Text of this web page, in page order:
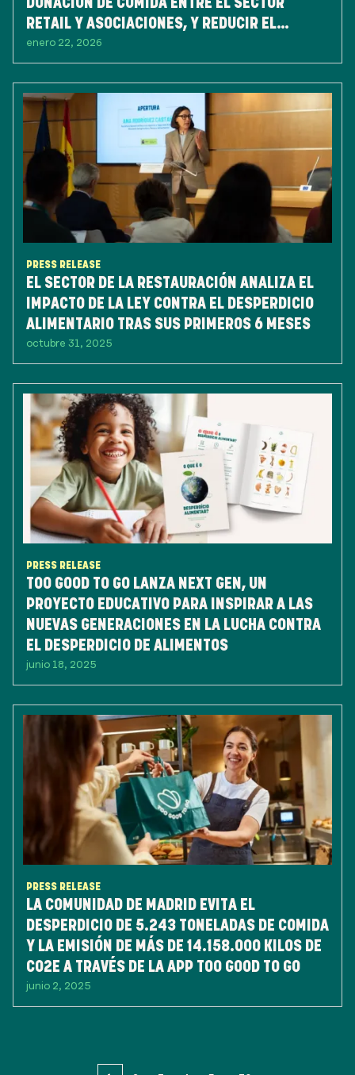
DONACIÓN DE COMIDA ENTRE EL SECTOR
RETAIL Y ASOCIACIONES, Y REDUCIR EL
DESPERDICIO DE ALIMENTOS
enero 22, 2026
PRESS RELEASE
EL SECTOR DE LA RESTAURACIÓN ANALIZA EL
IMPACTO DE LA LEY CONTRA EL DESPERDICIO
ALIMENTARIO TRAS SUS PRIMEROS 6 MESES
octubre 31, 2025
PRESS RELEASE
TOO GOOD TO GO LANZA NEXT GEN, UN
PROYECTO EDUCATIVO PARA INSPIRAR A LAS
NUEVAS GENERACIONES EN LA LUCHA CONTRA
EL DESPERDICIO DE ALIMENTOS
junio 18, 2025
PRESS RELEASE
LA COMUNIDAD DE MADRID EVITA EL
DESPERDICIO DE 5.243 TONELADAS DE COMIDA
Y LA EMISIÓN DE MÁS DE 14.158.000 KILOS DE
CO2E A TRAVÉS DE LA APP TOO GOOD TO GO
junio 2, 2025